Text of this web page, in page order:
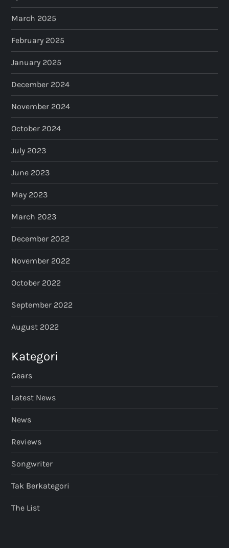
March 2025
February 2025
January 2025
December 2024
November 2024
October 2024
July 2023
June 2023
May 2023
March 2023
December 2022
November 2022
October 2022
September 2022
August 2022
Kategori
Gears
Latest News
News
Reviews
Songwriter
Tak Berkategori
The List